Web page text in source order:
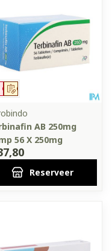
Op voorschrift
Geneesmiddel
AB 250mg
56 X 250mg
Reserveer